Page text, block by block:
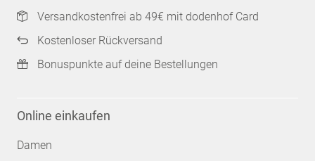
Versandkostenfrei ab 49€ mit dodenhof Card
Kostenloser Rückversand
Bonuspunkte auf deine Bestellungen
Online einkaufen
Damen